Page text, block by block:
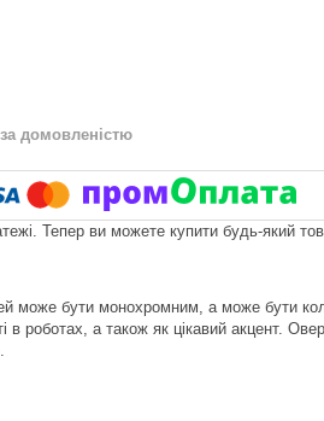
за домовленістю
Тепер ви можете купити будь-який
може бути монохромним, а може бути
роботах, а також як цікавий акцент.